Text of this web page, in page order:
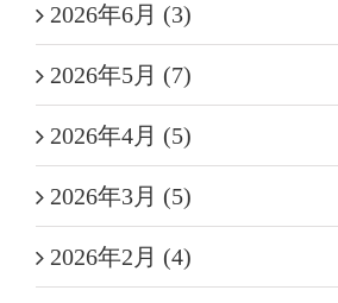
2026年6月 (3)
2026年5月 (7)
2026年4月 (5)
2026年3月 (5)
2026年2月 (4)